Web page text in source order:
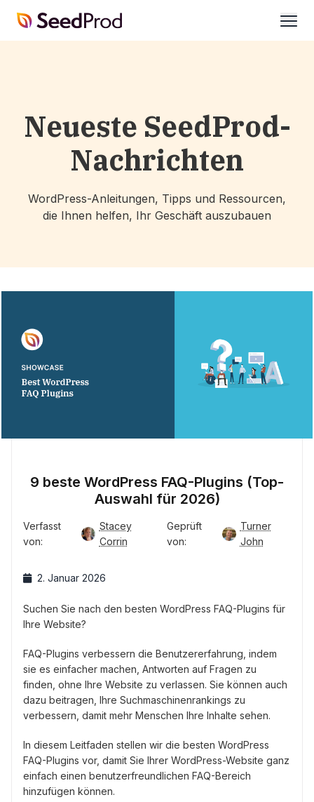
SeedProd
Neueste SeedProd-
Nachrichten
WordPress-Anleitungen, Tipps und Ressourcen,
die Ihnen helfen, Ihr Geschäft auszubauen
9 beste WordPress FAQ-Plugins (Top-
Auswahl für 2026)
Verfasst
von:
Stacey
Corrin
Geprüft
von:
Turner
John
2. Januar 2026
Suchen Sie nach den besten WordPress FAQ-Plugins für
Ihre Website?
FAQ-Plugins verbessern die Benutzererfahrung, indem
sie es einfacher machen, Antworten auf Fragen zu
finden, ohne Ihre Website zu verlassen. Sie können auch
dazu beitragen, Ihre Suchmaschinenrankings zu
verbessern, damit mehr Menschen Ihre Inhalte sehen.
In diesem Leitfaden stellen wir die besten WordPress
FAQ-Plugins vor, damit Sie Ihrer WordPress-Website ganz
einfach einen benutzerfreundlichen FAQ-Bereich
hinzufügen können.